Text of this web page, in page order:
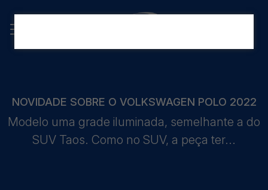
NOVIDADE SOBRE O VOLKSWAGEN POLO 2022
Modelo uma grade iluminada, semelhante a do
SUV Taos. Como no SUV, a peça ter...